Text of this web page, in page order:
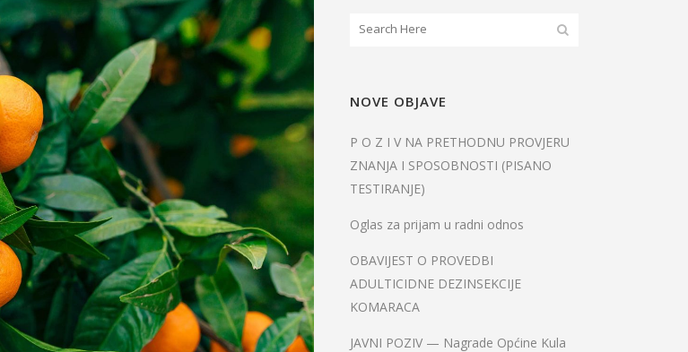
NOVE OBJAVE
P O Z I V NA PRETHODNU PROVJERU
ZNANJA I SPOSOBNOSTI (PISANO
TESTIRANJE)
Oglas za prijam u radni odnos
OBAVIJEST O PROVEDBI
ADULTICIDNE DEZINSEKCIJE
KOMARACA
JAVNI POZIV — Nagrade Općine Kula